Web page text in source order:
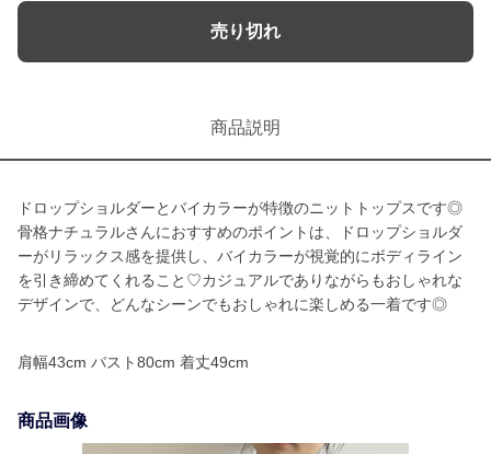
売り切れ
商品説明
ドロップショルダーとバイカラーが特徴のニットトップスです◎
骨格ナチュラルさんにおすすめのポイントは、ドロップショルダ
ーがリラックス感を提供し、バイカラーが視覚的にボディライン
を引き締めてくれること♡カジュアルでありながらもおしゃれな
デザインで、どんなシーンでもおしゃれに楽しめる一着です◎
肩幅43cm バスト80cm 着丈49cm
商品画像